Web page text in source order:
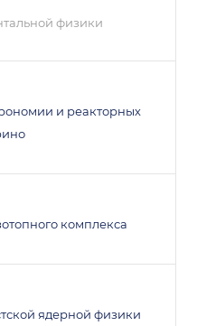
физики
и реакторных
комплекса
ядерной физики